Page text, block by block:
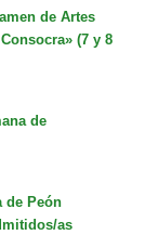
de Artes
(7 y 8
de
de Peón
as